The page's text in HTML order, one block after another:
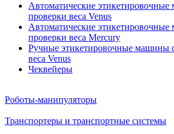
Автоматические
проверки веса Venus
Автоматические
проверки веса Mercury
Ручные этикетировочные машины
веса Venus
Чеквейеры
Роботы-манипуляторы
Транспортеры и транспортные системы